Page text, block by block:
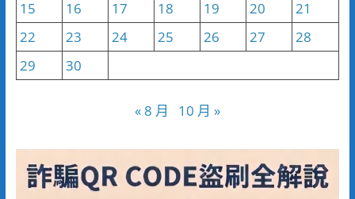
15
16 17 18 19 20
21
22
23 24 25 26 27
28
29
30
« 8 月 10 月 »